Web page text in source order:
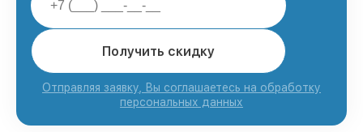
Получить скидку
Отправляя заявку, Вы соглашаетесь на обработку
персональных данных